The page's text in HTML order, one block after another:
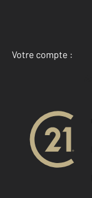
Votre compte :